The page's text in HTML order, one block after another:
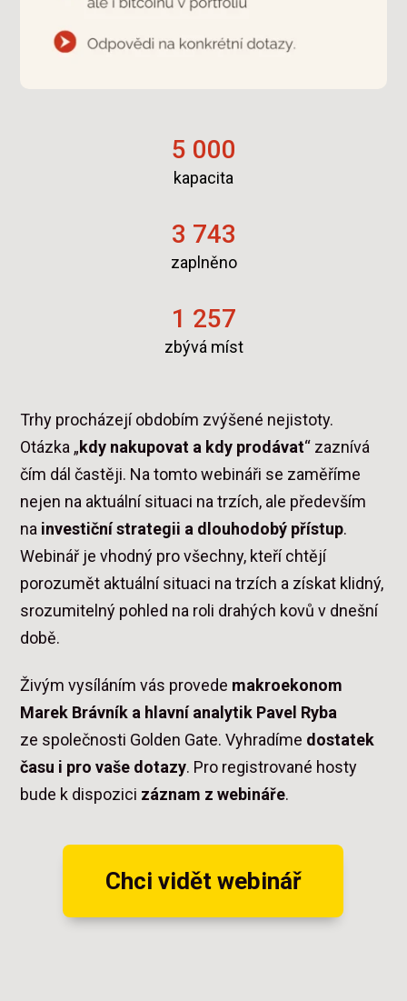
5 000
kapacita
3 743
zaplněno
1 257
zbývá míst
Trhy procházejí obdobím zvýšené nejistoty.
Otázka „kdy nakupovat a kdy prodávat“ zaznívá
čím dál častěji. Na tomto webináři se zaměříme
nejen na aktuální situaci na trzích, ale především
na investiční strategii a dlouhodobý přístup.
Webinář je vhodný pro všechny, kteří chtějí
porozumět aktuální situaci na trzích a získat klidný,
srozumitelný pohled na roli drahých kovů v dnešní
době.
Živým vysíláním vás provede makroekonom
Marek Brávník a hlavní analytik Pavel Ryba
ze společnosti Golden Gate. Vyhradíme dostatek
času i pro vaše dotazy. Pro registrované hosty
bude k dispozici záznam z webináře.
Chci vidět webinář